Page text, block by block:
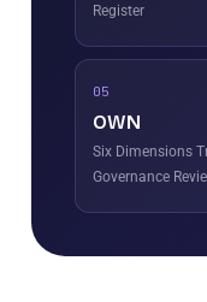
Register
05
OWN
Six Dimensions
Governance